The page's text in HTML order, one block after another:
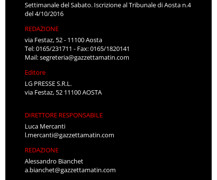
Settimanale del Sabato. Iscrizione al Tribunale di Aosta n.4
del 4/10/2016
REDAZIONE
via Festaz, 52 - 11100 Aosta
Tel: 0165/231711 - Fax: 0165/1820141
Mail:segreteria@gazzettamatin.com
Editore
LG PRESSE S.R.L.
via Festaz, 52 11100 AOSTA
DIRETTORE RESPONSABILE
Luca Mercanti
l.mercanti@gazzettamatin.com
REDAZIONE
Alessandro Bianchet
a.bianchet@gazzettamatin.com